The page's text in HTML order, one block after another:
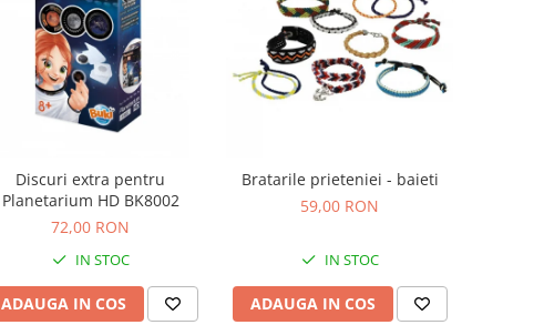
Discuri extra pentru
Planetarium HD BK8002
72,00 RON
IN STOC
ADAUGA IN COS
Bratarile prieteniei - baieti
59,00 RON
IN STOC
ADAUGA IN COS